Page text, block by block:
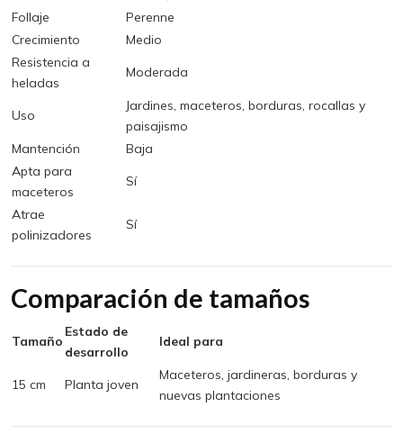
Follaje
Perenne
Crecimiento
Medio
Resistencia a
heladas
Moderada
Uso
Jardines, maceteros, borduras, rocallas y
paisajismo
Mantención
Baja
Apta para
maceteros
Sí
Atrae
polinizadores
Sí
Comparación de tamaños
Tamaño
Estado de
desarrollo
Ideal para
15 cm Planta joven
Maceteros, jardineras, borduras y
nuevas plantaciones